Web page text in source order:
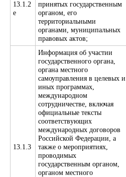
13.1.2
е
принятых государственным
органом, его
территориальными
органами, муниципальных
правовых актов;
13.1.3
Информация об участии
государственного органа,
органа местного
самоуправления в целевых и
иных программах,
международном
сотрудничестве, включая
официальные тексты
соответствующих
международных договоров
Российской Федерации, а
также о мероприятиях,
проводимых
государственным органом,
органом местного